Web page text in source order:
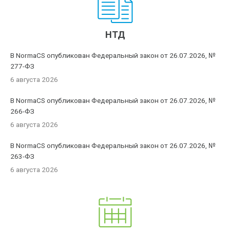
НТД
В NormaCS опубликован Федеральный закон от 26.07.2026, №
277-ФЗ
6 августа 2026
В NormaCS опубликован Федеральный закон от 26.07.2026, №
266-ФЗ
6 августа 2026
В NormaCS опубликован Федеральный закон от 26.07.2026, №
263-ФЗ
6 августа 2026